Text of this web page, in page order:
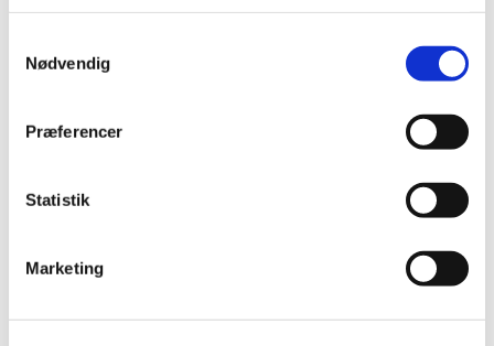
Nødvendig
Præferencer
Statistik
Marketing
Med dette sidste nyhedsbrev i 2025 ønsker Medicinsk
obligatoriske fra maj 2026
D. 27. november 2025 blev den officielle Notes publiceret i
Official Journal of the European Union (OJEU). Denne
…
Sidste frist for ansøgninger om
eksportcertifikater for medicinsk udstyr er 12.
december 2025